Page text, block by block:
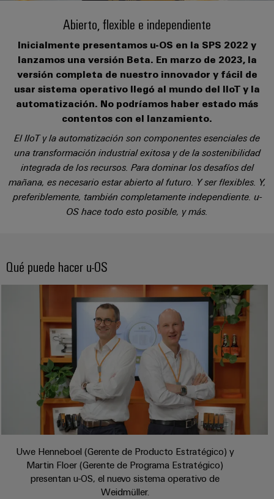
soluciones
se
pueden
experimentar.
Almacenamiento
energía
Soluciones
y
productos
para
sistemas
almacenamiento
Centro
datos
Soluciones
y
productos
para
centros
de
datos:
eficientes,
fiables
y
escalables
Construcción
naval
Ethernet
Tecnología
de
conexión
SNAP
Tecnología
de
conexión
PUSH
IN
edge
Cuadro
y
campo
Cableado
de
campo
Configurador
Weidmüller
Medición
para
circuito
impreso
Cajas
y
componentes
Sistemas
de
paso
para
cables
Cables
conexión,
de
conexión
(patch)
y
cables
Interfaces
y
soluciones
de
migración
Montaje
personalizado
de
cables
Fast
Delivery
Service
Consultoría
e
ingeniería
digital
Ingeniería
digital
Weidmüller
Configurator
Servicios
de
conectores
para
circuito
impreso
Servicios
de
Weidmüller
Datos
y
cifras
Sostenibilidad
Compliance
Ubicaciones
Información
de
gestión
Orange
Mag
Customer
Magazine
Academia
Weidmüller
Recursos
Humanos
Nuestro
equipo
de
dirección
VISTA
PREVIA
Ventas
Cliente
Dónde
Estamos
Webinars
Condiciones
Subscripción
al
Newsletter
Global
Abierto, flexible e independiente
Inicialmente presentamos u-OS en la SPS 2022 y
lanzamos una versión Beta. En marzo de 2023, la
versión completa de nuestro innovador y fácil de
usar sistema operativo llegó al mundo del IIoT y la
automatización. No podríamos haber estado más
contentos con el lanzamiento.
El IIoT y la automatización son componentes esenciales de
una transformación industrial exitosa y de la sostenibilidad
integrada de los recursos. Para dominar los desafíos del
mañana, es necesario estar abierto al futuro. Y ser flexibles. Y,
preferiblemente, también completamente independiente. u-
OS hace todo esto posible, y más.
Qué puede hacer u-OS
Uwe Henneboel (Gerente de Producto Estratégico) y
Martin Floer (Gerente de Programa Estratégico)
presentan u-OS, el nuevo sistema operativo de
Weidmüller.